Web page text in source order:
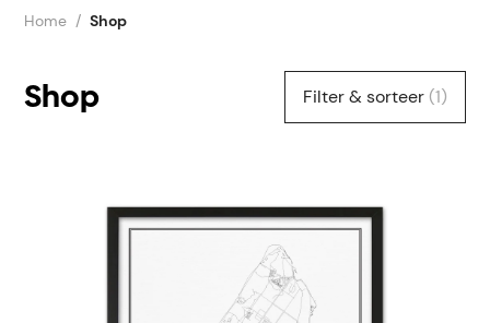
Home Shop
Shop Filter & sorteer (1)